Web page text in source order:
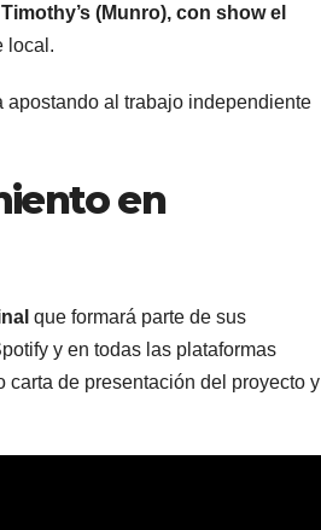
Timothy’s (Munro), con show el
local.
apostando al trabajo independiente
en
que formará parte de sus
y en todas las plataformas
de presentación del proyecto y